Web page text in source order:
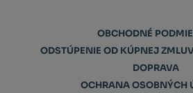
OBCHODNÉ
ODSTÚPENIE OD KÚPNEJ
DOPRAVA
OCHRANA OSOBNÝCH